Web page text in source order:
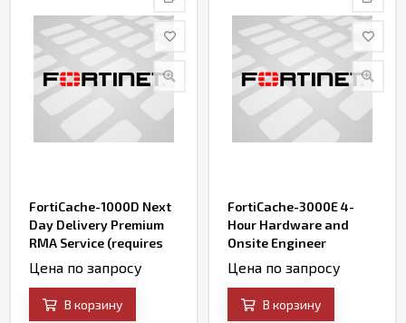
FortiCache-1000D Next
Day Delivery Premium
RMA Service (requires
24x7 support)
Цена по запросу
В корзину
FortiCache-3000E 4-
Hour Hardware and
Onsite Engineer
Premium RMA Service
(requires 24x7 support)
Цена по запросу
В корзину